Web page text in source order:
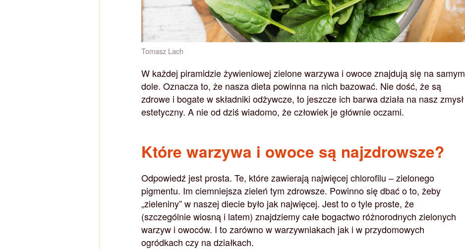
Tomasz Lach
W każdej piramidzie żywieniowej zielone warzywa i owoce znajdują się na samym
dole. Oznacza to, że nasza dieta powinna na nich bazować. Nie dość, że są
zdrowe i bogate w składniki odżywcze, to jeszcze ich barwa działa na nasz zmysł
estetyczny. A nie od dziś wiadomo, że człowiek je głównie oczami.
Które warzywa i owoce są najzdrowsze?
Odpowiedź jest prosta. Te, które zawierają najwięcej chlorofilu – zielonego
pigmentu. Im ciemniejsza zieleń tym zdrowsze. Powinno się dbać o to, żeby
„zieleniny” w naszej diecie było jak najwięcej. Jest to o tyle proste, że
(szczególnie wiosną i latem) znajdziemy całe bogactwo różnorodnych zielonych
warzyw i owoców. I to zarówno w warzywniakach jak i w przydomowych
ogródkach czy na działkach.